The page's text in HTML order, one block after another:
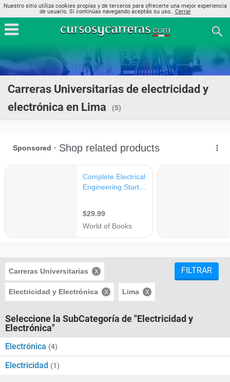
Nuestro sitio utiliza cookies propias y de terceros para ofrecerte una mejor experiencia
de usuario. Si continúas navegando aceptás su uso.. Cerrar
Carreras Universitarias de electricidad y
electrónica en Lima
(5)
Carreras Universitarias
Electricidad y Electrónica Lima
FILTRAR
Seleccione la SubCategoría de "Electricidad y
Electrónica"
Electrónica (4)
Electricidad (1)